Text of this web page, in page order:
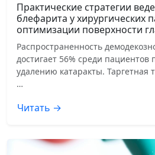
Практические стратегии
блефарита у хирургических
оптимизации поверхности
Распространенность
достигает 56% среди
удалению катаракты. Таргетная
…
Читать →